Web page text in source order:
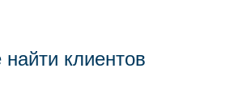
клиентов